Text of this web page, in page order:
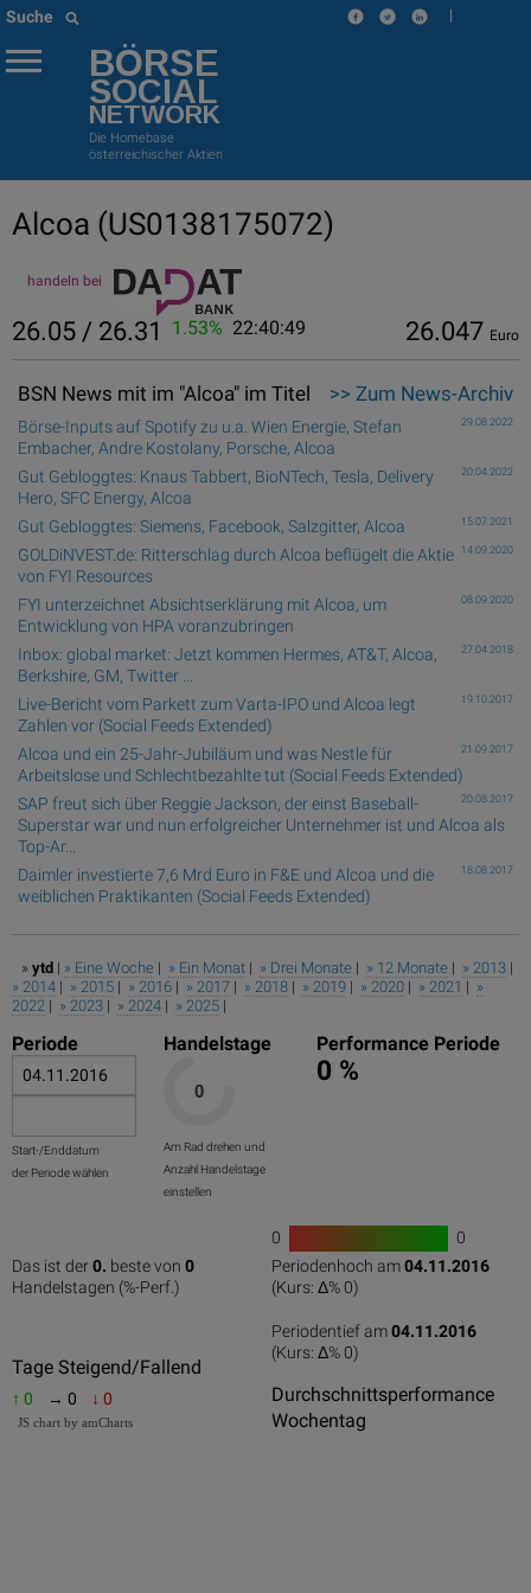
Suche |
BÖRSE
SOCIAL
NETWORK
Die Homebase
österreichischer Aktien
Alcoa (US0138175072)
handeln bei
26.047 Euro
26.05 / 26.31 1.53% 22:40:49
BSN News mit im "Alcoa" im Titel >> Zum News-Archiv
29.08.2022
Börse-Inputs auf Spotify zu u.a. Wien Energie, Stefan
Embacher, Andre Kostolany, Porsche, Alcoa
20.04.2022
Gut Gebloggtes: Knaus Tabbert, BioNTech, Tesla, Delivery
Hero, SFC Energy, Alcoa
15.07.2021
Gut Gebloggtes: Siemens, Facebook, Salzgitter, Alcoa
14.09.2020
GOLDiNVEST.de: Ritterschlag durch Alcoa beflügelt die Aktie
von FYI Resources
08.09.2020
FYI unterzeichnet Absichtserklärung mit Alcoa, um
Entwicklung von HPA voranzubringen
27.04.2018
Inbox: global market: Jetzt kommen Hermes, AT&T, Alcoa,
Berkshire, GM, Twitter ...
19.10.2017
Live-Bericht vom Parkett zum Varta-IPO und Alcoa legt
Zahlen vor (Social Feeds Extended)
21.09.2017
Alcoa und ein 25-Jahr-Jubiläum und was Nestle für
Arbeitslose und Schlechtbezahlte tut (Social Feeds Extended)
20.08.2017
SAP freut sich über Reggie Jackson, der einst Baseball-
Superstar war und nun erfolgreicher Unternehmer ist und Alcoa als
Top-Ar...
18.08.2017
Daimler investierte 7,6 Mrd Euro in F&E und Alcoa und die
weiblichen Praktikanten (Social Feeds Extended)
» ytd | » Eine Woche | » Ein Monat | » Drei Monate | » 12 Monate | » 2013 |
» 2014 | » 2015 | » 2016 | » 2017 | » 2018 | » 2019 | » 2020 | » 2021 | »
2022 | » 2023 | » 2024 | » 2025 |
Periode
Start-/Enddatum
der Periode wählen
Handelstage
Am Rad drehen und
Anzahl Handelstage
einstellen
Performance Periode
0 %
0 50
Das ist der0. beste von 0
Handelstagen (%-Perf.)
0 50
Tage Steigend/Fallend
↑ 0 → 0 ↓ 0
JS chart by amCharts
0
1
0
0
Periodenhoch am04.11.2016
(Kurs: Δ% 0)
Periodentief am04.11.2016
(Kurs: Δ% 0)
Durchschnittsperformance
Wochentag